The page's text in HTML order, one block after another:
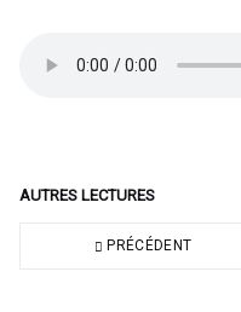
AUTRES LECTURES
PRÉCÉDENT